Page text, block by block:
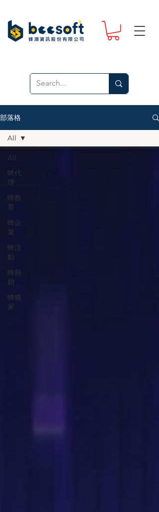
部落格
All
蜂代
理
蜂教
育
蜂企
業
蜂活
動
蜂熱
銷
蜂獨
家
All